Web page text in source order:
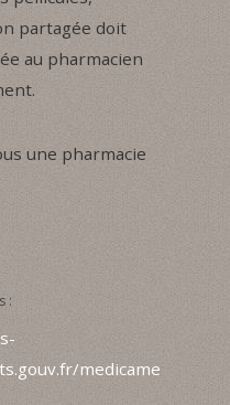
partagée doit
au pharmacien
une pharmacie
:
medicame